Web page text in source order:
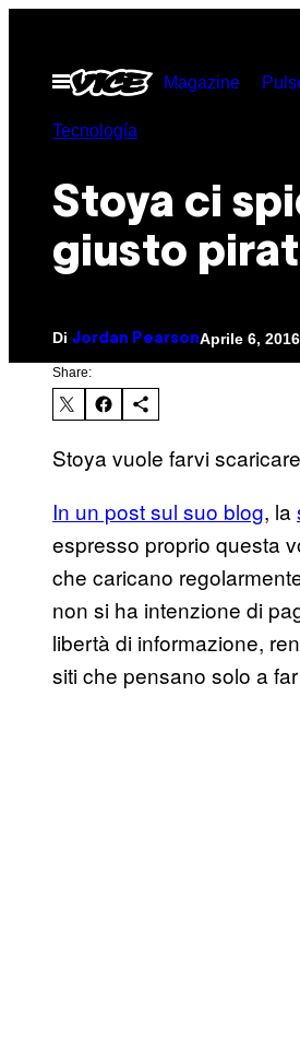
contenuto
Apri
Magazine
Tecnología
Stoya ci
giusto
Di Jordan PearsonAprile 6,
Share:
Stoya vuole farvi
In un post sul suo blog, la
espresso proprio questa
che caricano
non si ha intenzione di
libertà di informazione,
siti che pensano solo a